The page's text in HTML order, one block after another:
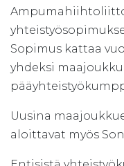
Sopimus kattaa
yhdeksi
Uusina
aloittavat myös